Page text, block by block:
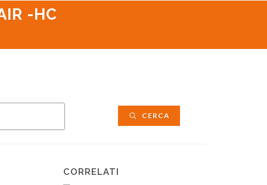
-HC
CERCA
CORRELATI